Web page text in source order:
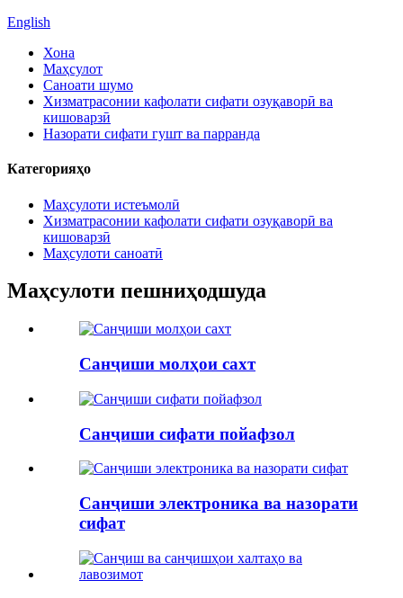
English
Хона
Маҳсулот
Саноати шумо
Хизматрасонии кафолати сифати озуқаворӣ ва
кишоварзӣ
Назорати сифати гушт ва парранда
Категорияҳо
Маҳсулоти истеъмолӣ
Хизматрасонии кафолати сифати озуқаворӣ ва
кишоварзӣ
Маҳсулоти саноатӣ
Маҳсулоти пешниҳодшуда
Санҷиши молҳои сахт
Санҷиши сифати пойафзол
Санҷиши электроника ва назорати
сифат